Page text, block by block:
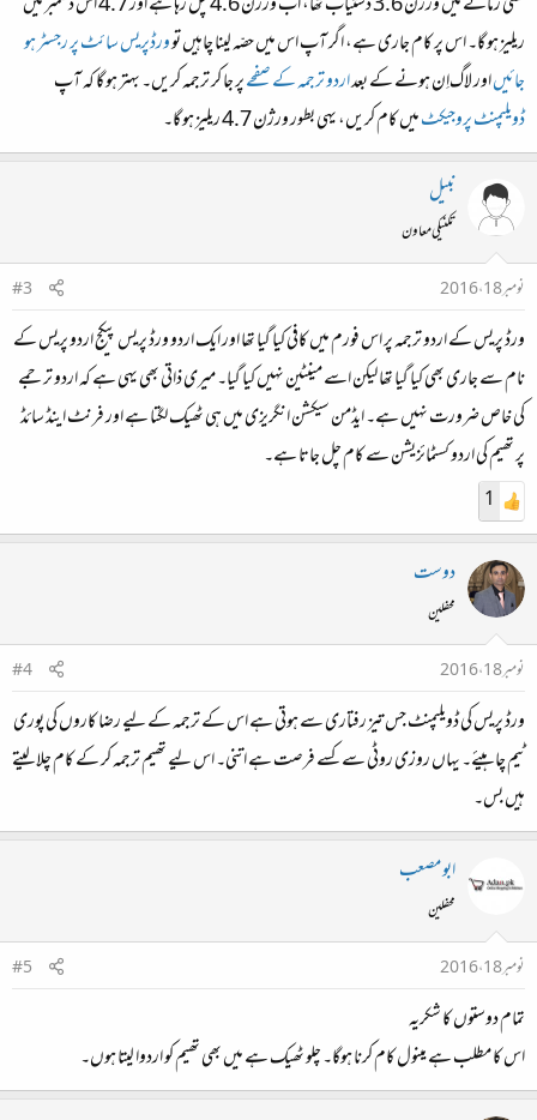
ریلیز ہو گا۔ اس پر کام جاری ہے، اگر آپ اس میں حصّہ لینا چاہیں توورڈپریس سائٹ پر رجسٹر ہو
جائیںاور لاگ‌اِن ہونے کے بعداردو ترجمہ کے صفحےپر جا کر ترجمہ کریں۔ بہتر ہو گا کہ آپ
ڈویلپمنٹ پروجیکٹمیں کام کریں، یہی بطور ورژن 4.7 ریلیز ہو گا۔
نبیل
تکنیکی معاون
نومبر 18، 2016
#3
ورڈ پریس کے اردو ترجمہ پر اس فورم میں کافی کیا گیا تھا اور ایک اردو ورڈ پریس پیکج اردو پریس کے
نام سے جاری بھی کیا گیا تھا لیکن اسے مینٹین نہیں کیا گیا۔ میری ذاتی بھی یہی ہے کہ اردو ترجمے
کی خاص ضرورت نہیں ہے۔ ایڈمن سیکشن انگریزی میں ہی ٹھیک لگتا ہے اور فرنٹ اینڈ سائڈ
پر تھیم کی اردو کسٹمائزیشن سے کام چل جاتا ہے۔
1
دوست
محفلین
نومبر 18، 2016
#4
ورڈ پریس کی ڈویلپمنٹ جس تیز رفتاری سے ہوتی ہے اس کے ترجمہ کے لیے رضا کاروں کی پوری
ٹیم چاہیئے۔ یہاں روزی روٹی سے کسے فرصت ہے اتنی۔ اس لیے تھیم ترجمہ کر کے کام چلا لیتے
ہیں بس۔
ابو مصعب
محفلین
نومبر 18، 2016
#5
تمام دوستوں کا شکریہ
اس کا مطلب ہے مینول کام کرنا ہوگا۔ چلو ٹھیک ہے میں بھی تھیم کو اردوا لیتا ہوں۔